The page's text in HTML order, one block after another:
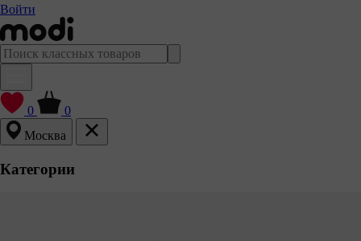
Войти
0
0
Москва
Категории